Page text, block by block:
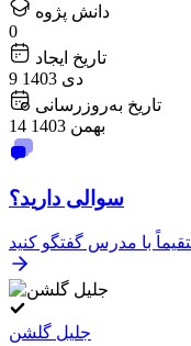
دانش پژوه
0
تاریخ ایجاد
9 دی 1403
تاریخ به‌روزرسانی
14 بهمن 1403
سوالی دارید؟
جلیل گلشن